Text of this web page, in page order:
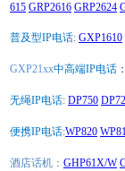
615 GRP2616 GRP2624
普及型IP电话: GXP1610
GXP21xx中高端IP电话 ：
无绳IP电话: DP750
便携IP电话:WP820
酒店话机： GHP61X/W